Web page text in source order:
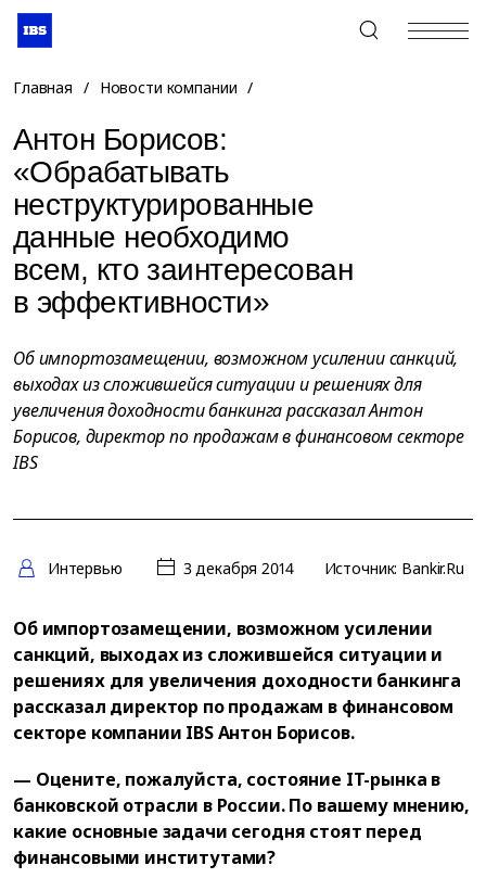
+7 (495) 967-80-80
Главная / Новости компании /
Антон Борисов:
«Обрабатывать
неструктурированные
данные необходимо
всем, кто заинтересован
в эффективности»
Об импортозамещении, возможном усилении санкций,
выходах из сложившейся ситуации и решениях для
увеличения доходности банкинга рассказал Антон
Борисов, директор по продажам в финансовом секторе
IBS
Интервью 3 декабря 2014 Источник: Bankir.Ru
Об импортозамещении, возможном усилении
санкций, выходах из сложившейся ситуации и
решениях для увеличения доходности банкинга
рассказал директор по продажам в финансовом
секторе компании IBS Антон Борисов.
— Оцените, пожалуйста, состояние IT-рынка в
банковской отрасли в России. По вашему мнению,
какие основные задачи сегодня стоят перед
финансовыми институтами?